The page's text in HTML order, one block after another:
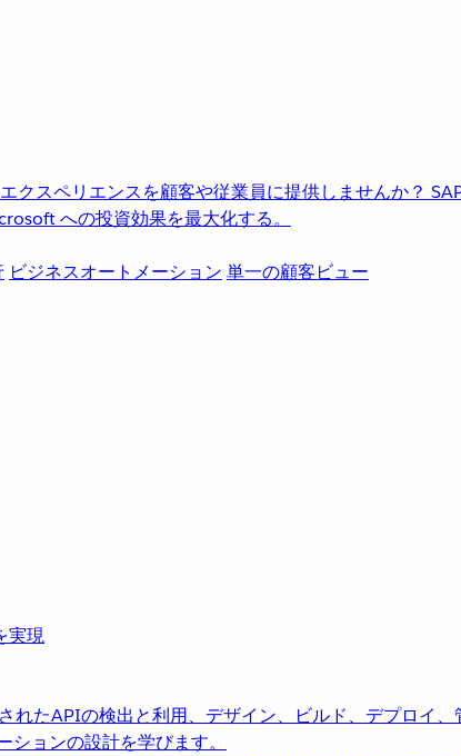
クスペリエンスを顧客や従業員に提供しませんか？
への投資効果を最大化する。
ビジネスオートメーション 単一の顧客ビュー
実現
れたAPIの検出と利用、デザイン、ビルド、デプロイ、
ョンの設計を学びます。